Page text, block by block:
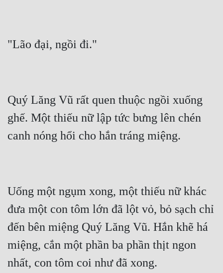
Quý Lăng Vũ rất quen thuộc ngồi xuống
ghế. Một thiếu nữ lập tức bưng lên chén
Uống một ngụm xong, một thiếu nữ khác
đưa một con tôm lớn đã lột vỏ, bỏ sạch chỉ
đến bên miệng Quý Lăng Vũ. Hắn khẽ há
miệng, cắn một phần ba phần thịt ngon